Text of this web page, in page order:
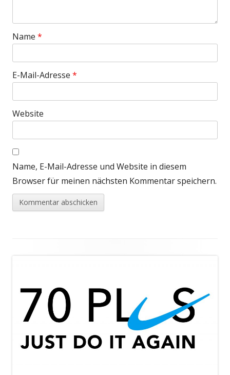
Name *
E-Mail-Adresse *
Website
Name, E-Mail-Adresse und Website in diesem
Browser für meinen nächsten Kommentar speichern.